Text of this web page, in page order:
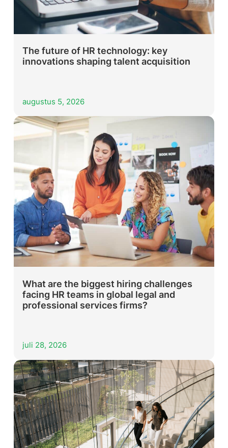
The future of HR technology: key
innovations shaping talent acquisition
augustus 5, 2026
What are the biggest hiring challenges
facing HR teams in global legal and
professional services firms?
juli 28, 2026